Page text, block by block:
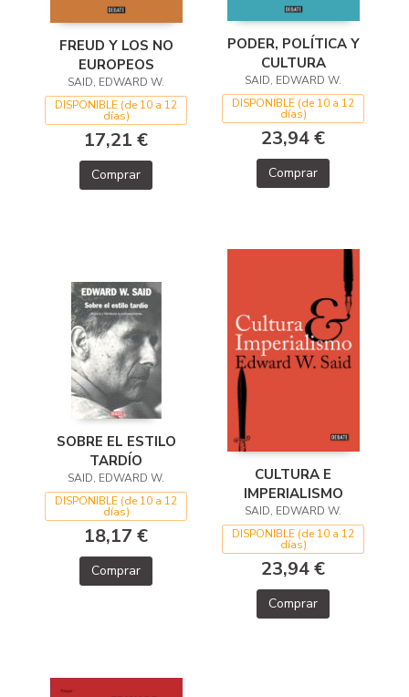
FREUD Y LOS NO
EUROPEOS
SAID, EDWARD W.
DISPONIBLE (de 10 a 12
días)
17,21 €
Comprar
PODER, POLÍTICA Y
CULTURA
SAID, EDWARD W.
DISPONIBLE (de 10 a 12
días)
23,94 €
Comprar
SOBRE EL ESTILO
TARDÍO
SAID, EDWARD W.
DISPONIBLE (de 10 a 12
días)
18,17 €
Comprar
CULTURA E
IMPERIALISMO
SAID, EDWARD W.
DISPONIBLE (de 10 a 12
días)
23,94 €
Comprar